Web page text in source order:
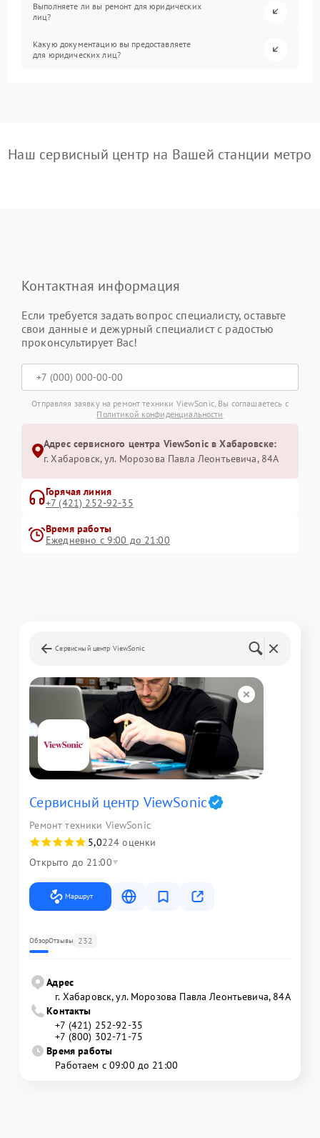
Выполняете ли вы ремонт для юридических
лиц?
Какую документацию вы предоставляете
для юридических лиц?
Наш сервисный центр на Вашей станции метро
Контактная информация
Если требуется задать вопрос специалисту, оставьте
свои данные и дежурный специалист с радостью
проконсультирует Вас!
Отправляя заявку на ремонт техники ViewSonic, Вы соглашаетесь с
Политикой конфиденциальности
Адрес сервисного центра ViewSonic в Хабаровске:
г. Хабаровск, ул. Морозова Павла Леонтьевича, 84А
Горячая линия
+7 (421) 252-92-35
Время работы
Ежедневно с 9:00 до 21:00
Сервисный центр ViewSonic
Сервисный центр ViewSonic
Ремонт техники ViewSonic
5,0224 оценки
Открыто до 21:00
Маршрут
ОбзорОтзывы 232
Адрес
г. Хабаровск, ул. Морозова Павла Леонтьевича, 84А
Контакты
+7 (421) 252-92-35
+7 (800) 302-71-75
Время работы
Работаем с 09:00 до 21:00